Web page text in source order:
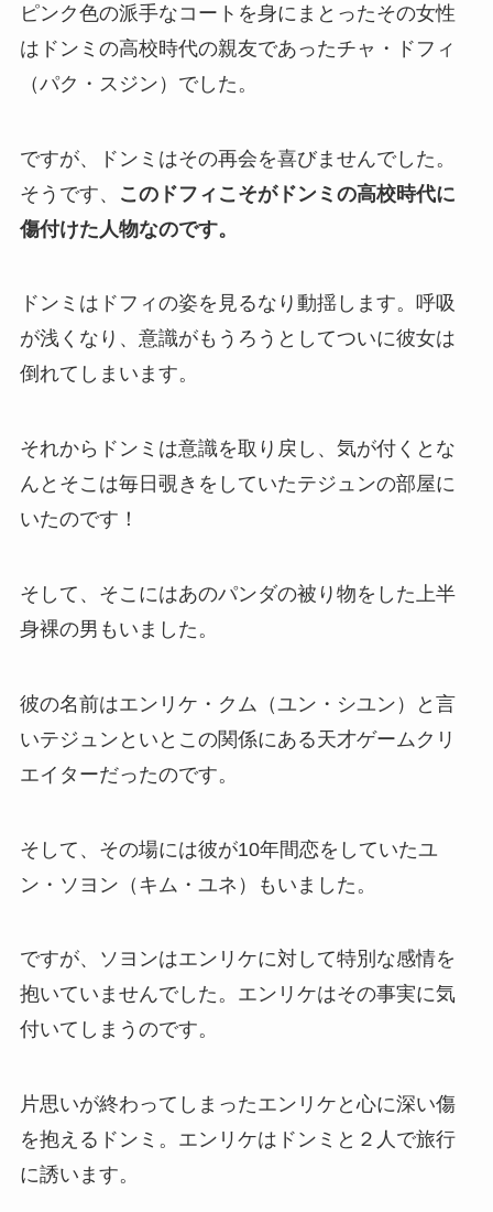
ピンク色の派手なコートを身にまとったその女性
はドンミの高校時代の親友であったチャ・ドフィ
（パク・スジン）でした。
ですが、ドンミはその再会を喜びませんでした。
そうです、
このドフィこそがドンミの高校時代に
傷付けた人物なのです。
ドンミはドフィの姿を見るなり動揺します。呼吸
が浅くなり、意識がもうろうとしてついに彼女は
倒れてしまいます。
それからドンミは意識を取り戻し、気が付くとな
んとそこは毎日覗きをしていたテジュンの部屋に
いたのです！
そして、そこにはあのパンダの被り物をした上半
身裸の男もいました。
彼の名前はエンリケ・クム（ユン・シユン）と言
いテジュンといとこの関係にある天才ゲームクリ
エイターだったのです。
そして、その場には彼が10年間恋をしていたユ
ン・ソヨン（キム・ユネ）もいました。
ですが、ソヨンはエンリケに対して特別な感情を
抱いていませんでした。エンリケはその事実に気
付いてしまうのです。
片思いが終わってしまったエンリケと心に深い傷
を抱えるドンミ。エンリケはドンミと２人で旅行
に誘います。